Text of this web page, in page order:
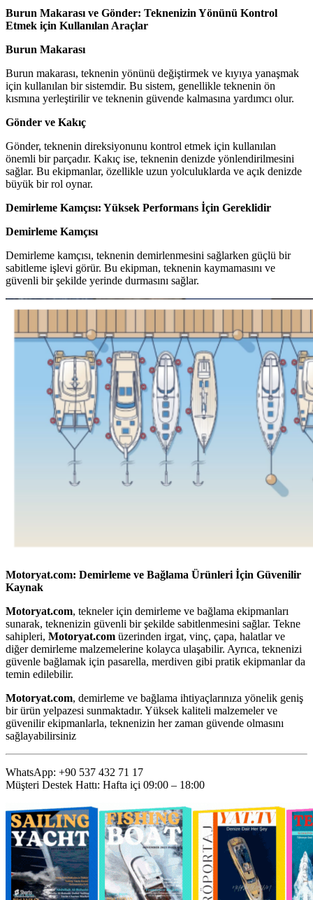
Burun Makarası ve Gönder: Teknenizin Yönünü Kontrol
Etmek için Kullanılan Araçlar
Burun Makarası
Burun makarası, teknenin yönünü değiştirmek ve kıyıya yanaşmak
için kullanılan bir sistemdir. Bu sistem, genellikle teknenin ön
kısmına yerleştirilir ve teknenin güvende kalmasına yardımcı olur.
Gönder ve Kakıç
Gönder, teknenin direksiyonunu kontrol etmek için kullanılan
önemli bir parçadır. Kakıç ise, teknenin denizde yönlendirilmesini
sağlar. Bu ekipmanlar, özellikle uzun yolculuklarda ve açık denizde
büyük bir rol oynar.
Demirleme Kamçısı: Yüksek Performans İçin Gereklidir
Demirleme Kamçısı
Demirleme kamçısı, teknenin demirlenmesini sağlarken güçlü bir
sabitleme işlevi görür. Bu ekipman, teknenin kaymamasını ve
güvenli bir şekilde yerinde durmasını sağlar.
Motoryat.com: Demirleme ve Bağlama Ürünleri İçin Güvenilir
Kaynak
Motoryat.com, tekneler için demirleme ve bağlama ekipmanları
sunarak, teknenizin güvenli bir şekilde sabitlenmesini sağlar. Tekne
sahipleri, Motoryat.com üzerinden irgat, vinç, çapa, halatlar ve
diğer demirleme malzemelerine kolayca ulaşabilir. Ayrıca, teknenizi
güvenle bağlamak için pasarella, merdiven gibi pratik ekipmanlar da
temin edilebilir.
Motoryat.com, demirleme ve bağlama ihtiyaçlarınıza yönelik geniş
bir ürün yelpazesi sunmaktadır. Yüksek kaliteli malzemeler ve
güvenilir ekipmanlarla, teknenizin her zaman güvende olmasını
sağlayabilirsiniz
WhatsApp: +90 537 432 71 17
Müşteri Destek Hattı: Hafta içi 09:00 – 18:00